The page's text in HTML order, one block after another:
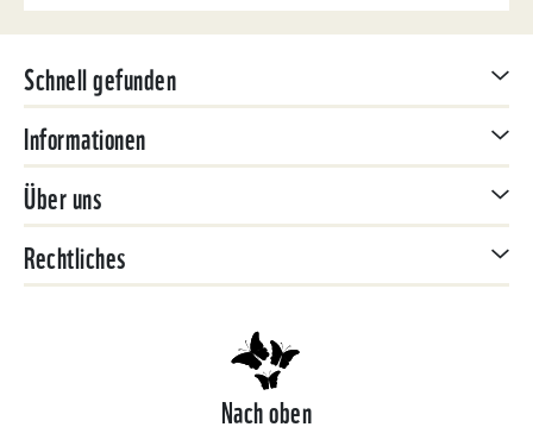
Schnell gefunden
Informationen
Über uns
Rechtliches
Nach oben